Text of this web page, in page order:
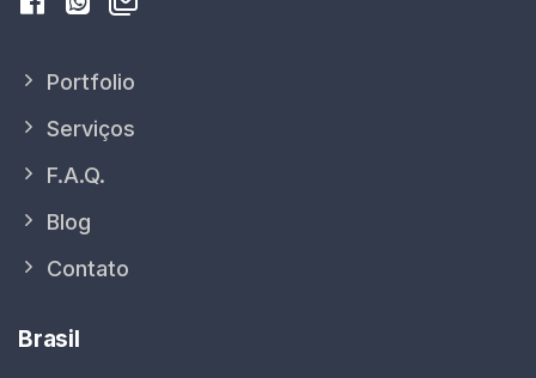
Portfolio
Serviços
F.A.Q.
Blog
Contato
Brasil